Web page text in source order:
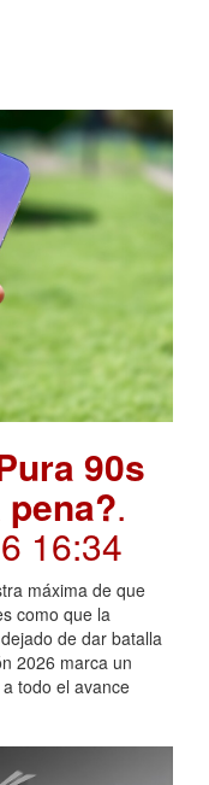
90s
.
16:34
máxima de que
como que la
de dar batalla
2026 marca un
todo el avance